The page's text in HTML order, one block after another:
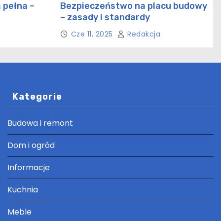
–
Bezpieczeństwo na placu budowy
– zasady i standardy
Cze 11, 2025 Redakcja
Kategorie
Budowa i remont
Dom i ogród
Informacje
Kuchnia
Meble